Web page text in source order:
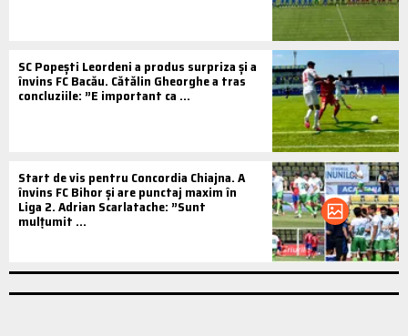
SC Popești Leordeni a produs surpriza și a
învins FC Bacău. Cătălin Gheorghe a tras
concluziile: ”E important ca ...
Start de vis pentru Concordia Chiajna. A
învins FC Bihor și are punctaj maxim în
Liga 2. Adrian Scarlatache: ”Sunt
mulțumit ...